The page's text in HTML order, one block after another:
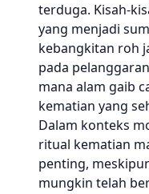
terduga. Kisah-
yang menjadi
kebangkitan roh
pada
mana alam gaib
kematian yang
Dalam konteks
ritual kematian
penting,
mungkin telah